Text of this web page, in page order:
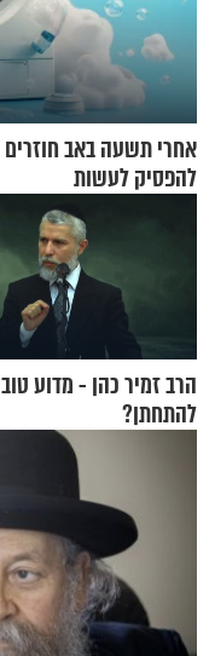
להפסיק לעשות
הרב זמיר כהן - מדוע טוב
להתחתן?